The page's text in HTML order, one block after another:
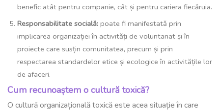
benefic atât pentru companie, cât și pentru cariera fiecăruia.
Responsabilitate socială: poate fi manifestată prin
implicarea organizației în activități de voluntariat și în
proiecte care susțin comunitatea, precum și prin
respectarea standardelor etice și ecologice în activitățile lor
de afaceri.
Cum recunoaștem o cultură toxică?
O cultură organizațională toxică este acea situație în care